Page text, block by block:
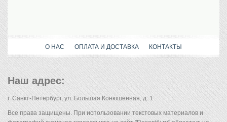
О НАС ОПЛАТА И ДОСТАВКА КОНТАКТЫ
Наш адрес:
г. Санкт-Петербург, ул. Большая Конюшенная, д. 1
Все права защищены. При использовании текстовых материалов и